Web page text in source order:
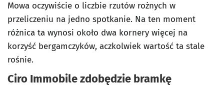
Mowa oczywiście o liczbie rzutów rożnych w
przeliczeniu na jedno spotkanie. Na ten moment
różnica ta wynosi około dwa kornery więcej na
korzyść bergamczyków, aczkolwiek wartość ta stale
rośnie.
Ciro Immobile zdobędzie bramkę